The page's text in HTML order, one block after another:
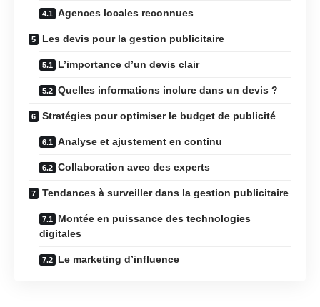
Agences locales reconnues
Les devis pour la gestion publicitaire
L’importance d’un devis clair
Quelles informations inclure dans un devis ?
Stratégies pour optimiser le budget de publicité
Analyse et ajustement en continu
Collaboration avec des experts
Tendances à surveiller dans la gestion publicitaire
Montée en puissance des technologies
digitales
Le marketing d’influence